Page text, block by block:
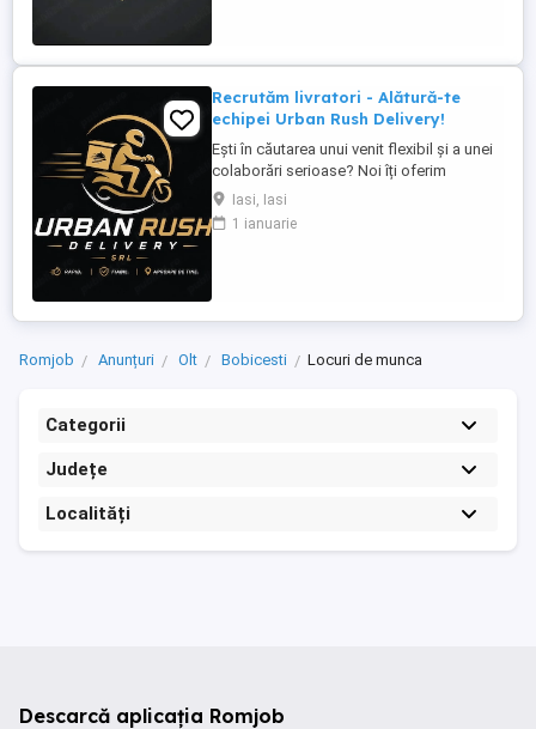
Recrutăm livratori - Alătură-te
echipei Urban Rush Delivery!
Ești în căutarea unui venit flexibil și a unei
colaborări serioase? Noi îți oferim
posibilitatea să livrezi prin cele mai mari
platforme de livrare din România, într-un
mediu profesionist și transparent. Ce îți
Iasi, Iasi
1 ianuarie
Romjob Anunțuri Olt Bobicesti Locuri de munca
Categorii
Județe
Localități
Descarcă aplicația Romjob